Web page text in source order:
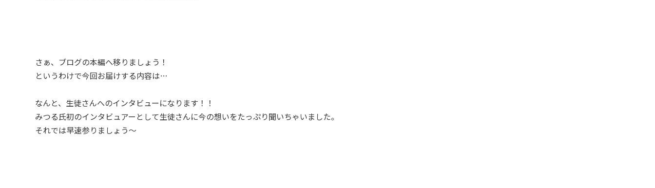
さぁ、ブログの本編へ移りましょう！
というわけで今回お届けする内容は…
なんと、生徒さんへのインタビューになります！！
みつる氏初のインタビュアーとして生徒さんに今の想いをたっぷり聞いちゃいました。
それでは早速参りましょう〜